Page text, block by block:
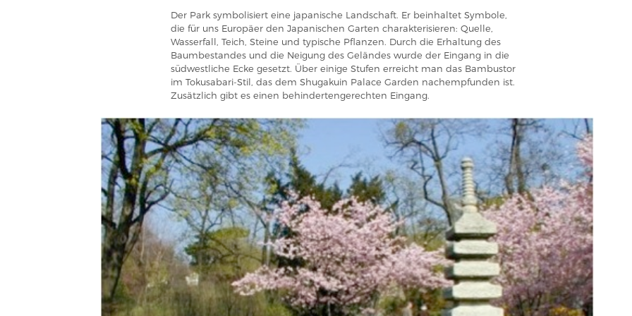
Der Park symbolisiert eine japanische Landschaft. Er beinhaltet Symbole,
die für uns Europäer den Japanischen Garten charakterisieren: Quelle,
Wasserfall, Teich, Steine und typische Pflanzen. Durch die Erhaltung des
Baumbestandes und die Neigung des Geländes wurde der Eingang in die
südwestliche Ecke gesetzt. Über einige Stufen erreicht man das Bambustor
im Tokusabari-Stil, das dem Shugakuin Palace Garden nachempfunden ist.
Zusätzlich gibt es einen behindertengerechten Eingang.